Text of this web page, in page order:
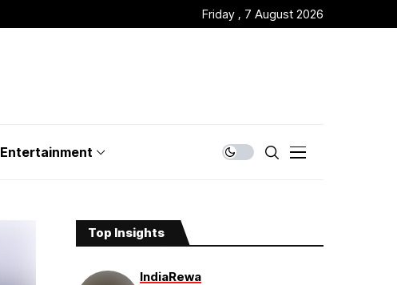
Friday , 7 August 2026
Entertainment
Top Insights
IndiaRewa